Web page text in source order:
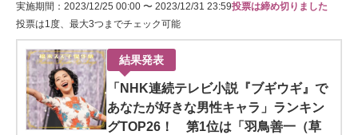
実施期間：2023/12/25 00:00 〜 2023/12/31 23:59
投票は1度、最大3つまでチェック可能
投票は締め切りました
結果発表
「NHK連続テレビ小説『ブギウギ』で
あなたが好きな男性キャラ」ランキン
グTOP26！ 第1位は「羽鳥善一（草